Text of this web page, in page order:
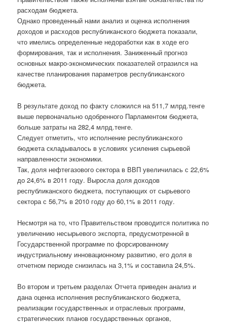
расходам бюджета.
Однако проведенный нами анализ и оценка исполнения
доходов и расходов республиканского бюджета показали,
что имелись определенные недоработки как в ходе его
формирования, так и исполнения. Заниженный прогноз
основных макро-экономических показателей отразился на
качестве планирования параметров республиканского
бюджета.
В результате доход по факту сложился на 511,7 млрд.тенге
выше первоначально одобренного Парламентом бюджета,
больше затраты на 282,4 млрд.тенге.
Следует отметить, что исполнение республиканского
бюджета складывалось в условиях усиления сырьевой
направленности экономики.
Так, доля нефтегазового сектора в ВВП увеличилась с 22,6%
до 24,6% в 2011 году. Выросла доля доходов
республиканского бюджета, поступающих от сырьевого
сектора с 56,7% в 2010 году до 60,1% в 2011 году.
Несмотря на то, что Правительством проводится политика по
увеличению несырьевого экспорта, предусмотренной в
Государственной программе по форсированному
индустриальному инновационному развитию, его доля в
отчетном периоде снизилась на 3,1% и составила 24,5%.
Во втором и третьем разделах Отчета приведен анализ и
дана оценка исполнения республиканского бюджета,
реализации государственных и отраслевых программ,
стратегических планов государственных органов,